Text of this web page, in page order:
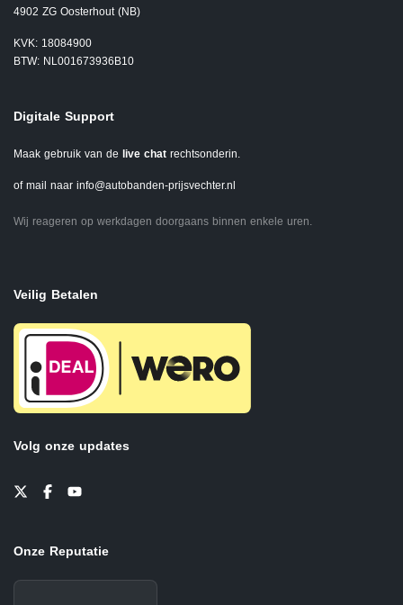
4902 ZG Oosterhout (NB)
KVK: 18084900
BTW: NL001673936B10
Digitale Support
Maak gebruik van de live chat rechtsonderin.
of mail naar info@autobanden-prijsvechter.nl
Wij reageren op werkdagen doorgaans binnen enkele uren.
Veilig Betalen
Volg onze updates
Onze Reputatie